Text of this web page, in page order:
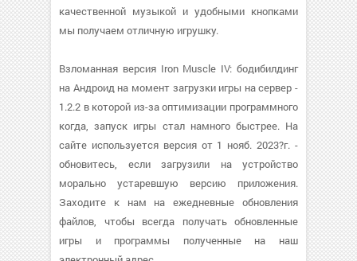
качественной музыкой и удобными кнопками
мы получаем отличную игрушку.
Взломанная версия Iron Muscle IV: бодибилдинг
на Андроид на момент загрузки игры на сервер -
1.2.2 в которой из-за оптимизации программного
когда, запуск игры стал намного быстрее. На
сайте используется версия от 1 нояб. 2023?г. -
обновитесь, если загрузили на устройство
морально устаревшую версию приложения.
Заходите к нам на ежедневные обновления
файлов, чтобы всегда получать обновленные
игры и программы полученные на наш